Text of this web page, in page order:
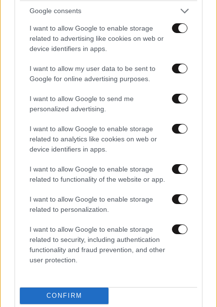
Google consents
I want to allow Google to enable storage
related to advertising like cookies on web or
device identifiers in apps.
I want to allow my user data to be sent to
Google for online advertising purposes.
I want to allow Google to send me
personalized advertising.
I want to allow Google to enable storage
related to analytics like cookies on web or
device identifiers in apps.
I want to allow Google to enable storage
related to functionality of the website or app.
I want to allow Google to enable storage
related to personalization.
I want to allow Google to enable storage
related to security, including authentication
functionality and fraud prevention, and other
user protection.
CONFIRM
09·08·2026 07:44
που φέρεται να βρίσκεται πίσω του – Τι ορίζει ο
όρος Greek Mafia